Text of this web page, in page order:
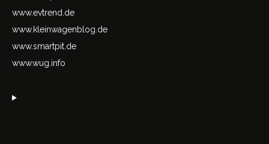
www.evtrend.de
www.kleinwagenblog.de
www.smartpit.de
www.wug.info